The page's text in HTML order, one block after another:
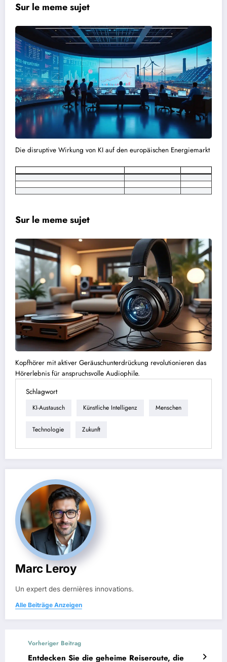
Sur le meme sujet
Die disruptive Wirkung von KI auf den europäischen Energiemarkt
Sur le meme sujet
Kopfhörer mit aktiver Geräuschunterdrückung revolutionieren das
Hörerlebnis für anspruchsvolle Audiophile.
Schlagwort
KI-Austausch Künstliche Intelligenz Menschen
Technologie Zukunft
Marc Leroy
Un expert des dernières innovations.
Alle Beiträge Anzeigen
Vorheriger Beitrag
Entdecken Sie die geheime Reiseroute, die